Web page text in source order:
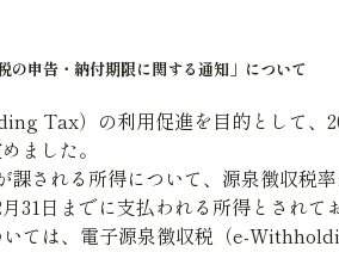
申告・納付期限に関する通知」について
Tax）の利用促進を目的として
ました。
される所得について、源泉徴収税率
31日までに支払われる所得とされ
ては、電子源泉徴収税（e-